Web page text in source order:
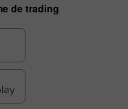
de trading